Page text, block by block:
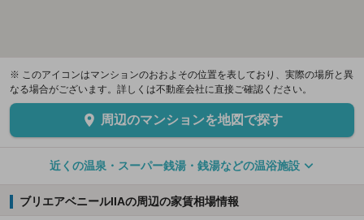
※ このアイコンはマンションのおおよその位置を表しており、実際の場所と異
なる場合がございます。詳しくは不動産会社に直接ご確認ください。
周辺のマンションを地図で探す
近くの温泉・スーパー銭湯・銭湯などの温浴施設
ブリエアベニールIIAの周辺の家賃相場情報